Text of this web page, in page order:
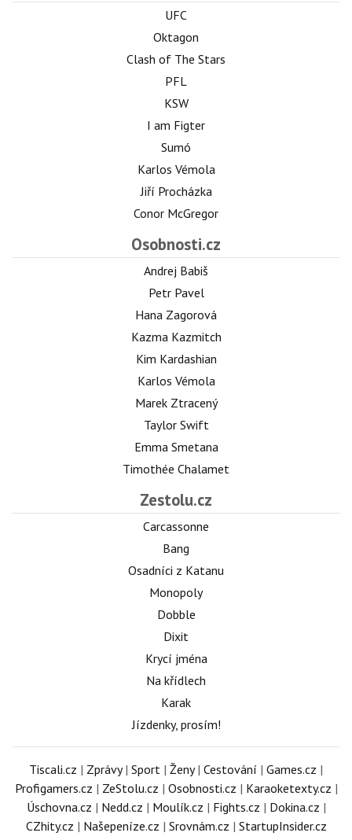
UFC
Oktagon
Clash of The Stars
PFL
KSW
I am Figter
Sumó
Karlos Vémola
Jiří Procházka
Conor McGregor
Osobnosti.cz
Andrej Babiš
Petr Pavel
Hana Zagorová
Kazma Kazmitch
Kim Kardashian
Karlos Vémola
Marek Ztracený
Taylor Swift
Emma Smetana
Timothée Chalamet
Zestolu.cz
Carcassonne
Bang
Osadníci z Katanu
Monopoly
Dobble
Dixit
Krycí jména
Na křídlech
Karak
Jízdenky, prosím!
Tiscali.cz | Zprávy| Sport | Ženy| Cestování | Games.cz |
Profigamers.cz | ZeStolu.cz | Osobnosti.cz | Karaoketexty.cz |
Úschovna.cz | Nedd.cz | Moulík.cz | Fights.cz | Dokina.cz |
CZhity.cz | Našepeníze.cz | Srovnám.cz | StartupInsider.cz